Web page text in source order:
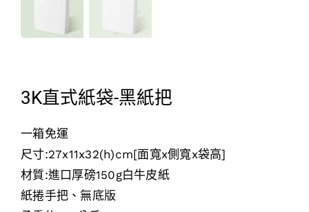
3K直式紙袋-黑紙把
一箱免運
尺寸:27x11x32(h)cm[面寬x側寬x袋高]
材質:進口厚磅150g白牛皮紙
紙捲手把、無底版